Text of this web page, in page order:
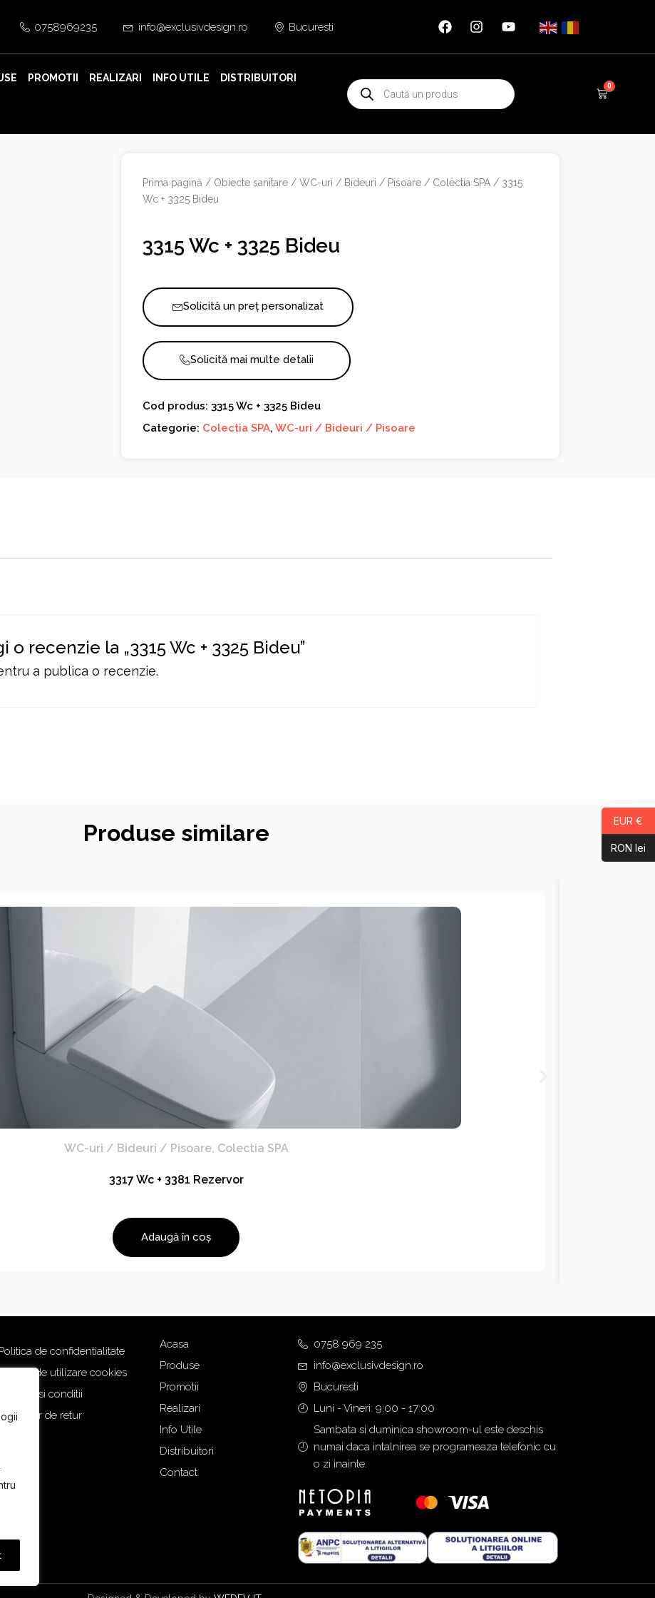
0758969235 info@exclusivdesign.ro Bucuresti
PROMOTII REALIZARI INFO UTILE DISTRIBUITORI
Products
search
0
Cart
Prima pagină / Obiecte sanitare /WC-uri / Bideuri / Pisoare / Colectia SPA / 3315
Wc + 3325 Bideu
3315 Wc + 3325 Bideu
Solicită un preț personalizat
Solicită mai multe detalii
Cod produs: 3315 Wc + 3325 Bideu
Categorie: Colectia SPA,WC-uri / Bideuri / Pisoare
recenzie la „3315 Wc + 3325 Bideu”
a publica o recenzie.
Produse similare
WC-uri / Bideuri / Pisoare, Colectia SPA
3317 Wc + 3381 Rezervor
Adaugă în coș
de confidentialitate
Politica de utilizare cookies
Termeni si conditii
de retur
Acasa
Produse
Promotii
Realizari
Info Utile
Distribuitori
Contact
0758 969 235
info@exclusivdesign.ro
Bucuresti
Luni - Vineri: 9:00 - 17:00
Sambata si duminica showroom-ul este deschis
numai daca intalnirea se programeaza telefonic cu
o zi inainte.
EUR €
RON lei